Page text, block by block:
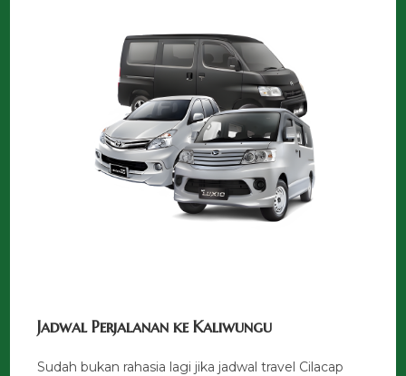
Jadwal Perjalanan ke Kaliwungu
Sudah bukan rahasia lagi jika jadwal travel Cilacap